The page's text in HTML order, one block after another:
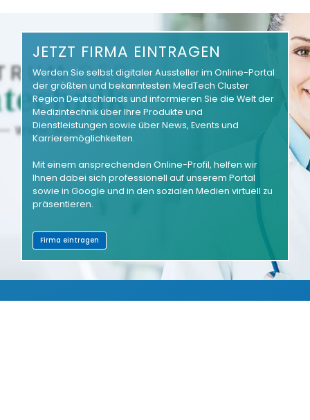
JETZT FIRMA EINTRAGEN
Werden Sie selbst digitaler Aussteller im Online-Portal
der größten und bekanntesten MedTech Cluster
Region Deutschlands und informieren Sie die Welt der
Medizintechnik über Ihre Produkte und
Dienstleistungen sowie über News, Events und
Karrieremöglichkeiten.
Mit einem ansprechenden Online-Profil, helfen wir
Ihnen dabei sich professionell auf unserem Portal
sowie in Google und in den sozialen Medien virtuell zu
präsentieren.
Firma eintragen